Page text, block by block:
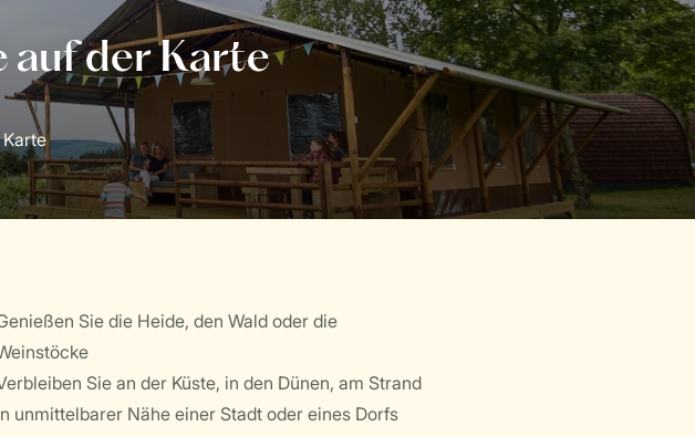
Sie die Heide, den Wald oder die
Sie an der Küste, in den Dünen, am Strand
unmittelbarer Nähe einer Stadt oder eines Dorfs